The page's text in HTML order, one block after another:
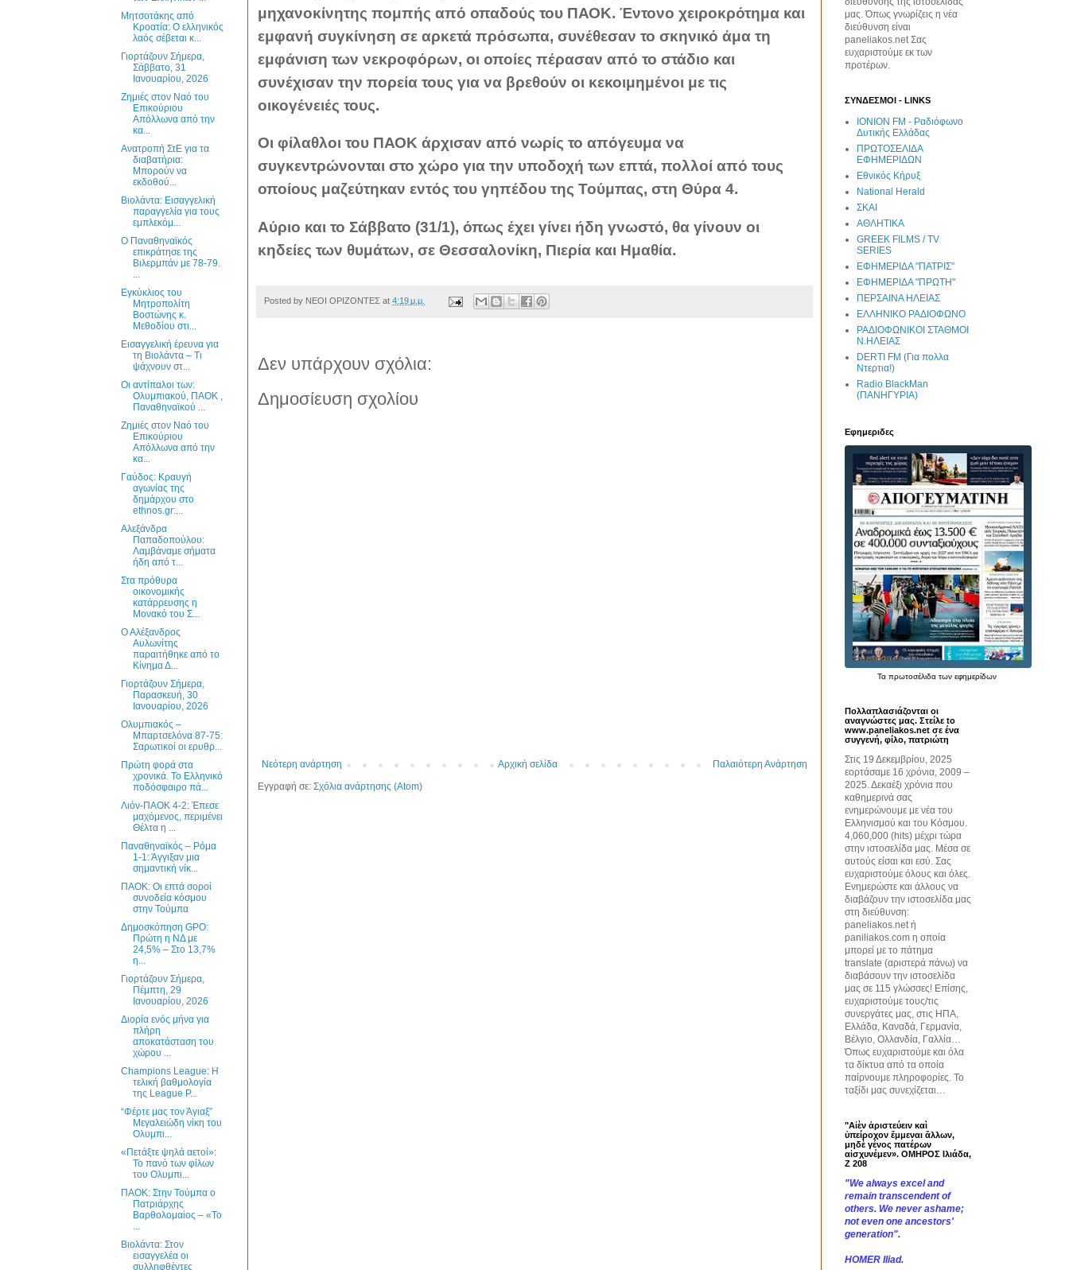
μηχανοκίνητης πομπής από οπαδούς του ΠΑΟΚ. Έντονο χειροκρότημα και
εμφανή συγκίνηση σε αρκετά πρόσωπα, συνέθεσαν το σκηνικό άμα τη
εμφάνιση των νεκροφόρων, οι οποίες πέρασαν από το στάδιο και
συνέχισαν την πορεία τους για να βρεθούν οι κεκοιμημένοι με τις
οικογένειές τους.
Οι φίλαθλοι του ΠΑΟΚ άρχισαν από νωρίς το απόγευμα να
συγκεντρώνονται στο χώρο για την υποδοχή των επτά, πολλοί από τους
οποίους μαζεύτηκαν εντός του γηπέδου της Τούμπας, στη Θύρα 4.
Αύριο και το Σάββατο (31/1), όπως έχει γίνει ήδη γνωστό, θα γίνουν οι
κηδείες των θυμάτων, σε Θεσσαλονίκη, Πιερία και Ημαθία.
Posted by ΝΕΟΙ ΟΡΙΖΟΝΤΕΣ at 4:19 μ.μ.
Δεν υπάρχουν σχόλια:
Δημοσίευση σχολίου
Νεότερη ανάρτηση Παλαιότερη Ανάρτηση
Αρχική σελίδα
Εγγραφή σε: Σχόλια ανάρτησης (Atom)
Μητσοτάκης από
Κροατία: Ο ελληνικός
λαός σέβεται κ...
Γιορτάζουν Σήμερα,
Σάββατο, 31
Ιανουαρίου, 2026
Ζημιές στον Ναό του
Επικούριου
Απόλλωνα από την
κα...
Ανατροπή ΣτΕ για τα
διαβατήρια:
Μπορούν να
εκδοθού...
Βιολάντα: Εισαγγελική
παραγγελία για τους
εμπλεκόμ...
Ο Παναθηναϊκός
επικράτησε της
Βιλερμπάν με 78-79.
...
Εγκύκλιος του
Μητροπολίτη
Βοστώνης κ.
Μεθοδίου στι...
Εισαγγελική έρευνα για
τη Βιολάντα – Τι
ψάχνουν στ...
Οι αντίπαλοι των:
Ολυμπιακού, ΠΑΟΚ ,
Παναθηναϊκού ...
Ζημιές στον Ναό του
Επικούριου
Απόλλωνα από την
κα...
Γαύδος: Κραυγή
αγωνίας της
δημάρχου στο
ethnos.gr:...
Αλεξάνδρα
Παπαδοπούλου:
Λαμβάναμε σήματα
ήδη από τ...
Στα πρόθυρα
οικονομικής
κατάρρευσης η
Μονακό του Σ...
Ο Αλέξανδρος
Αυλωνίτης
παραιτήθηκε από το
Κίνημα Δ...
Γιορτάζουν Σήμερα,
Παρασκευή, 30
Ιανουαρίου, 2026
Ολυμπιακός –
Μπαρτσελόνα 87-75:
Σαρωτικοί οι ερυθρ...
Πρώτη φορά στα
χρονικά. Το Ελληνικό
ποδόσφαιρο πά...
Λιόν-ΠΑΟΚ 4-2: Έπεσε
μαχόμενος, περιμένει
Θέλτα η ...
Παναθηναϊκός – Ρόμα
1-1: Άγγιξαν μια
σημαντική νίκ...
ΠΑΟΚ: Οι επτά σοροί
συνοδεία κόσμου
στην Τούμπα
Δημοσκόπηση GPO:
Πρώτη η ΝΔ με
24,5% – Στο 13,7%
η...
Γιορτάζουν Σήμερα,
Πέμπτη, 29
Ιανουαρίου, 2026
Διορία ενός μήνα για
πλήρη
αποκατάσταση του
χώρου ...
Champions League: Η
τελική βαθμολογία
της League P...
“Φέρτε μας τον Άγιαξ”
Μεγαλειώδη νίκη του
Ολυμπι...
«Πετάξτε ψηλά αετοί»:
Το πανό των φίλων
του Ολυμπι...
ΠΑΟΚ: Στην Τούμπα ο
Πατριάρχης
Βαρθολομαίος – «Το
...
Βιολάντα: Στον
εισαγγελέα οι
συλληφθέντες
μας. Όπως γνωρίζεις η νέα
διεύθυνση είναι
paneliakos.net Σας
ευχαριστούμε εκ των
προτέρων.
ΣΥΝΔΕΣΜΟΙ - LINKS
IONION FM - Ραδιόφωνο
Δυτικής Ελλάδας
ΠΡΩΤΟΣΕΛΙΔΑ
ΕΦΗΜΕΡΙΔΩΝ
Εθνικός Κήρυξ
National Herald
ΣΚΑΙ
ΑΘΛΗΤΙΚΑ
GREEK FILMS / TV
SERIES
ΕΦΗΜΕΡΙΔΑ "ΠΑΤΡΙΣ"
ΕΦΗΜΕΡΙΔΑ "ΠΡΩΤΗ"
ΠΕΡΣΑΙΝΑ ΗΛΕΙΑΣ
ΕΛΛΗΝΙΚΟ ΡΑΔΙΟΦΩΝΟ
ΡΑΔΙΟΦΩΝΙΚΟΙ ΣΤΑΘΜΟΙ
Ν.ΗΛΕΙΑΣ
DERTI FM (Για πολλα
Ντερτια!)
Radio BlackMan
(ΠΑΝΗΓΥΡΙΑ)
Εφημεριδες
Τα πρωτοσέλιδα των εφημερίδων
Πολλαπλασιάζονται οι
αναγνώστες μας. Στείλε to
www.paneliakos.net σε ένα
συγγενή, φίλο, πατριώτη
Στις 19 Δεκεμβρίου, 2025
εορτάσαμε 16 χρόνια, 2009 –
2025. Δεκαέξι χρόνια που
καθημερινά σας
ενημερώνουμε με νέα του
Ελληνισμού και του Κόσμου.
4,060,000 (hits) μέχρι τώρα
στην ιστοσελίδα μας. Μέσα σε
αυτούς είσαι και εσύ. Σας
ευχαριστούμε όλους και όλες.
Ενημερώστε και άλλους να
διαβάζουν την ιστοσελίδα μας
στη διεύθυνση:
paneliakos.net ή
paniliakos.com η οποία
μπορεί με το πάτημα
translate (αριστερά πάνω) να
διαβάσουν την ιστοσελίδα
μας σε 115 γλώσσες! Επίσης,
ευχαριστούμε τους/τις
συνεργάτες μας, στις ΗΠΑ,
Ελλάδα, Καναδά, Γερμανία,
Βέλγιο, Ολλανδία, Γαλλία…
Όπως ευχαριστούμε και όλα
τα δίκτυα από τα οποία
παίρνουμε πληροφορίες. Το
ταξίδι μας συνεχίζεται…
"Αἰὲν ἀριστεύειν καὶ
ὑπείροχον ἔμμεναι ἄλλων,
μηδὲ γένος πατέρων
αἰσχυνέμεν». ΟΜΗΡΟΣ Ιλιάδα,
Ζ 208
"We always excel and
remain transcendent of
others. We never ashame;
not even one ancestors'
generation".
HOMER Iliad.